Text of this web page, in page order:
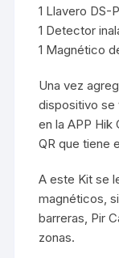
1 Llavero DS-
1 Detector
1 Magnético
Una vez
dispositivo se
en la APP
QR que tiene
A este Kit se
magnéticos,
barreras, Pir
zonas.